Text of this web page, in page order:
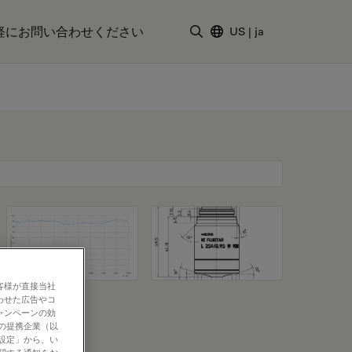
にお問い合わせください US | ja
様が直接当社
た広告やコ
ンペーンの効
提携企業（以
定」から、い